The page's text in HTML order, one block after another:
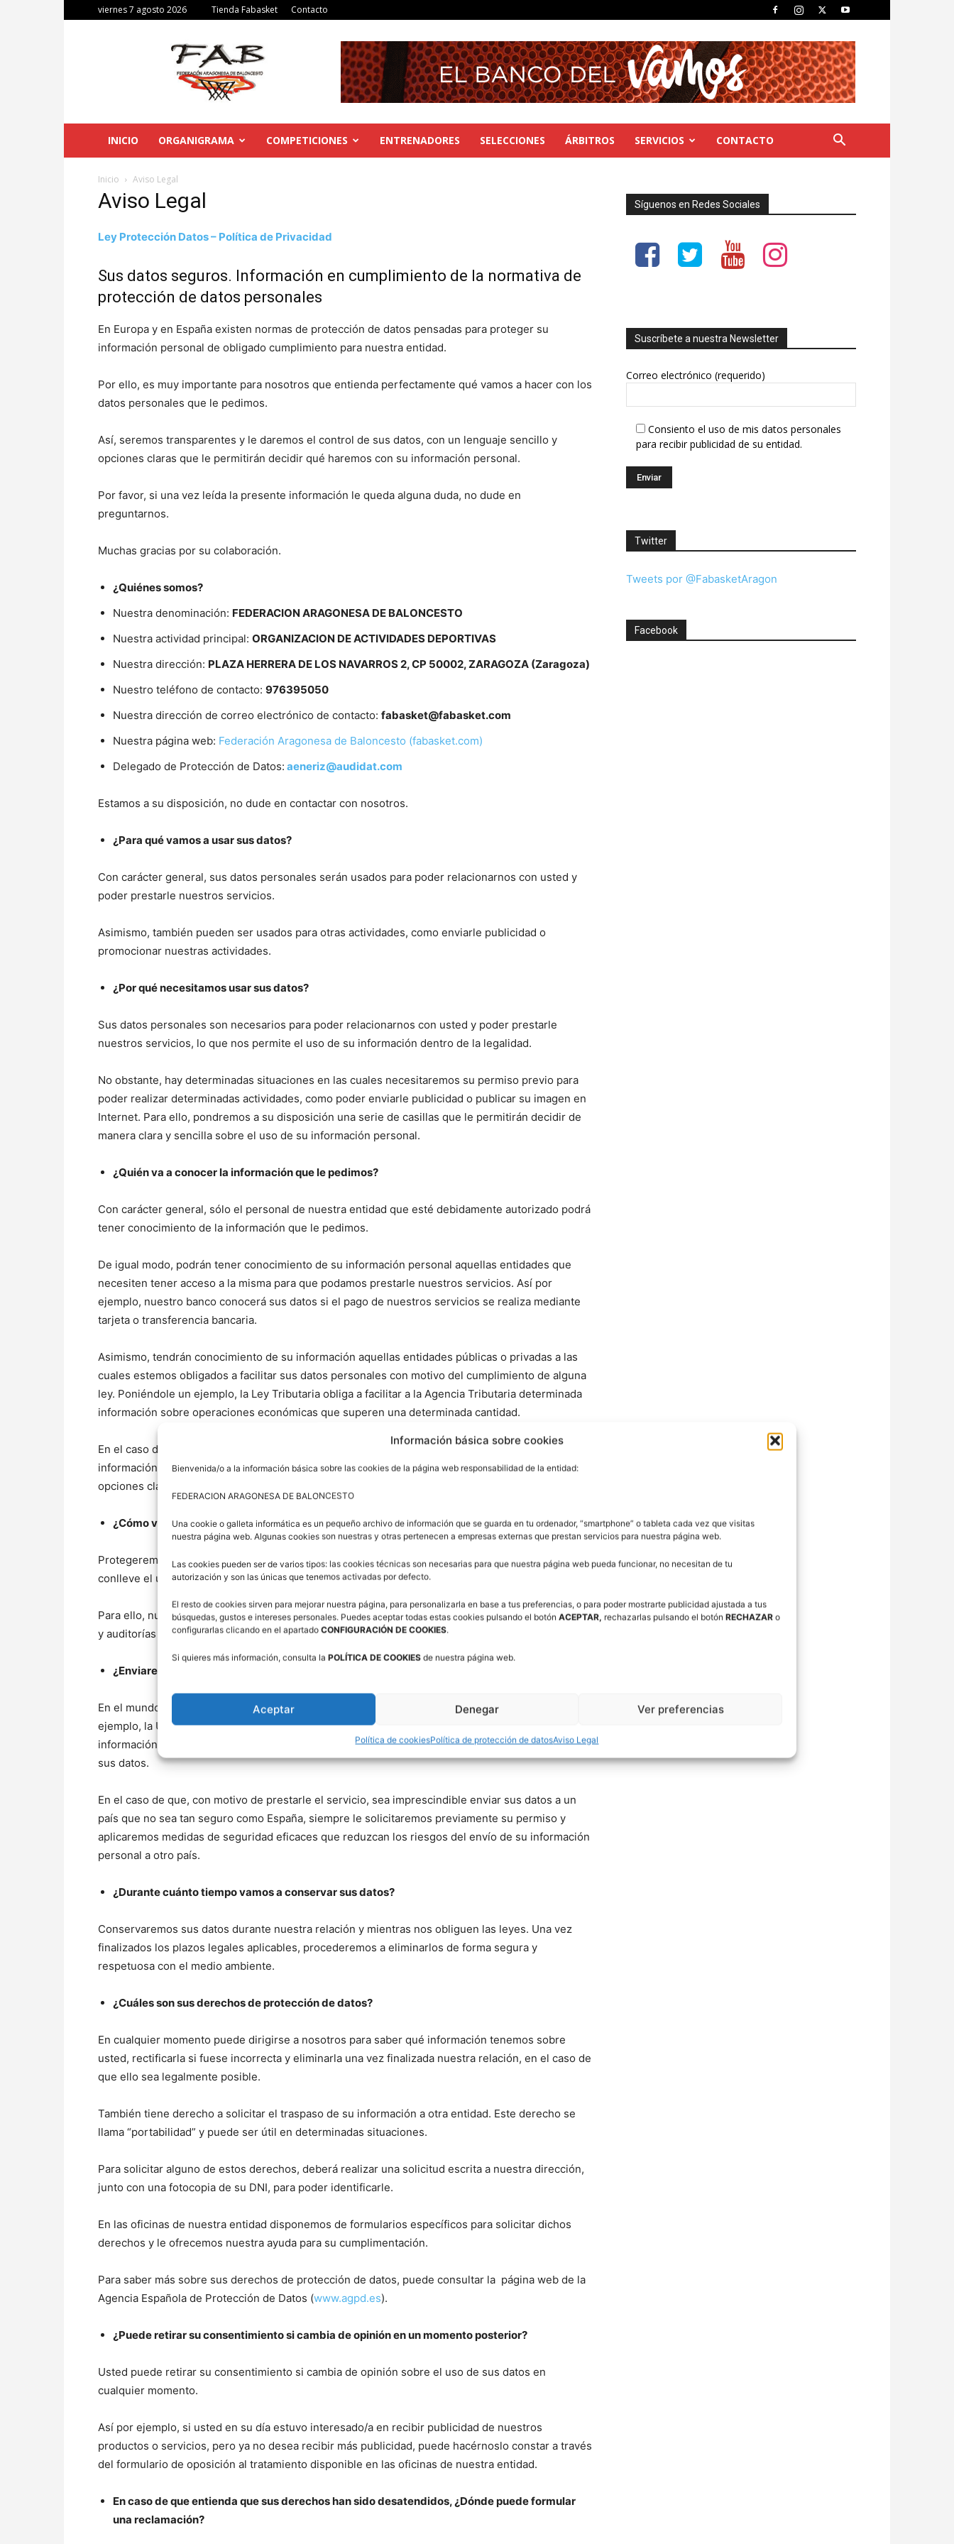
Información básica sobre cookies
Bienvenida/o a la información básica sobre las cookies de la página web responsabilidad de la entidad:
FEDERACION ARAGONESA DE BALONCESTO
Una cookie o galleta informática es un pequeño archivo de información que se guarda en tu ordenador, “smartphone” o tableta cada vez que visitas
nuestra página web. Algunas cookies son nuestras y otras pertenecen a empresas externas que prestan servicios para nuestra página web.
Las cookies pueden ser de varios tipos: las cookies técnicas son necesarias para que nuestra página web pueda funcionar, no necesitan de tu
autorización y son las únicas que tenemos activadas por defecto.
El resto de cookies sirven para mejorar nuestra página, para personalizarla en base a tus preferencias, o para poder mostrarte publicidad ajustada a tus
búsquedas, gustos e intereses personales. Puedes aceptar todas estas cookies pulsando el botón ACEPTAR, rechazarlas pulsando el botón RECHAZAR o
configurarlas clicando en el apartado CONFIGURACIÓN DE COOKIES.
Si quieres más información, consulta la POLÍTICA DE COOKIES de nuestra página web.
Aceptar Denegar Ver preferencias
Política de cookiesPolítica de protección de datosAviso Legal
viernes 7 agosto 2026 Tienda Fabasket Contacto
Federación
Aragonesa
INICIO ORGANIGRAMA COMPETICIONES ENTRENADORES SELECCIONES ÁRBITROS SERVICIOS CONTACTO
Inicio Aviso Legal
Aviso Legal
Ley Protección Datos – Política de Privacidad
Sus datos seguros. Información en cumplimiento de la normativa de
protección de datos personales
En Europa y en España existen normas de protección de datos pensadas para proteger su
información personal de obligado cumplimiento para nuestra entidad.
Por ello, es muy importante para nosotros que entienda perfectamente qué vamos a hacer con los
datos personales que le pedimos.
Así, seremos transparentes y le daremos el control de sus datos, con un lenguaje sencillo y
opciones claras que le permitirán decidir qué haremos con su información personal.
Por favor, si una vez leída la presente información le queda alguna duda, no dude en
preguntarnos.
Muchas gracias por su colaboración.
¿Quiénes somos?
Nuestra denominación: FEDERACION ARAGONESA DE BALONCESTO
Nuestra actividad principal: ORGANIZACION DE ACTIVIDADES DEPORTIVAS
Nuestra dirección: PLAZA HERRERA DE LOS NAVARROS 2, CP 50002, ZARAGOZA (Zaragoza)
Nuestro teléfono de contacto: 976395050
Nuestra dirección de correo electrónico de contacto: fabasket@fabasket.com
Nuestra página web: Federación Aragonesa de Baloncesto (fabasket.com)
Delegado de Protección de Datos: aeneriz@audidat.com
Estamos a su disposición, no dude en contactar con nosotros.
¿Para qué vamos a usar sus datos?
Con carácter general, sus datos personales serán usados para poder relacionarnos con usted y
poder prestarle nuestros servicios.
Asimismo, también pueden ser usados para otras actividades, como enviarle publicidad o
promocionar nuestras actividades.
¿Por qué necesitamos usar sus datos?
Sus datos personales son necesarios para poder relacionarnos con usted y poder prestarle
nuestros servicios, lo que nos permite el uso de su información dentro de la legalidad.
No obstante, hay determinadas situaciones en las cuales necesitaremos su permiso previo para
poder realizar determinadas actividades, como poder enviarle publicidad o publicar su imagen en
Internet. Para ello, pondremos a su disposición una serie de casillas que le permitirán decidir de
manera clara y sencilla sobre el uso de su información personal.
¿Quién va a conocer la información que le pedimos?
Con carácter general, sólo el personal de nuestra entidad que esté debidamente autorizado podrá
tener conocimiento de la información que le pedimos.
De igual modo, podrán tener conocimiento de su información personal aquellas entidades que
necesiten tener acceso a la misma para que podamos prestarle nuestros servicios. Así por
ejemplo, nuestro banco conocerá sus datos si el pago de nuestros servicios se realiza mediante
tarjeta o transferencia bancaria.
Asimismo, tendrán conocimiento de su información aquellas entidades públicas o privadas a las
cuales estemos obligados a facilitar sus datos personales con motivo del cumplimiento de alguna
ley. Poniéndole un ejemplo, la Ley Tributaria obliga a facilitar a la Agencia Tributaria determinada
información sobre operaciones económicas que superen una determinada cantidad.
En el caso de que, al margen de los supuestos comentados, necesitemos dar a conocer su
información personal a otras entidades, le solicitaremos previamente su permiso a través de
opciones claras que le permitirán decidir a este respecto.
¿Cómo vamos a proteger sus datos?
Protegeremos sus datos con medidas de seguridad eficaces en función de los riesgos que
conlleve el uso de su información.
Para ello, nuestra entidad ha aprobado una Política de Protección de Datos y se realizan controles
y auditorías anuales para verificar que sus datos personales están seguros en todo momento.
¿Enviaremos sus datos a otros países?
En el mundo hay países que son seguros para sus datos y otros que no lo son tanto. Así por
ejemplo, la Unión Europea es un entorno seguro para sus datos. Nuestra política es no enviar su
información personal a ningún país que no sea seguro desde el punto de vista de la protección de
sus datos.
En el caso de que, con motivo de prestarle el servicio, sea imprescindible enviar sus datos a un
país que no sea tan seguro como España, siempre le solicitaremos previamente su permiso y
aplicaremos medidas de seguridad eficaces que reduzcan los riesgos del envío de su información
personal a otro país.
¿Durante cuánto tiempo vamos a conservar sus datos?
Conservaremos sus datos durante nuestra relación y mientras nos obliguen las leyes. Una vez
finalizados los plazos legales aplicables, procederemos a eliminarlos de forma segura y
respetuosa con el medio ambiente.
¿Cuáles son sus derechos de protección de datos?
En cualquier momento puede dirigirse a nosotros para saber qué información tenemos sobre
usted, rectificarla si fuese incorrecta y eliminarla una vez finalizada nuestra relación, en el caso de
que ello sea legalmente posible.
También tiene derecho a solicitar el traspaso de su información a otra entidad. Este derecho se
llama “portabilidad” y puede ser útil en determinadas situaciones.
Para solicitar alguno de estos derechos, deberá realizar una solicitud escrita a nuestra dirección,
junto con una fotocopia de su DNI, para poder identificarle.
En las oficinas de nuestra entidad disponemos de formularios específicos para solicitar dichos
derechos y le ofrecemos nuestra ayuda para su cumplimentación.
Para saber más sobre sus derechos de protección de datos, puede consultar la página web de la
Agencia Española de Protección de Datos (www.agpd.es).
¿Puede retirar su consentimiento si cambia de opinión en un momento posterior?
Usted puede retirar su consentimiento si cambia de opinión sobre el uso de sus datos en
cualquier momento.
Así por ejemplo, si usted en su día estuvo interesado/a en recibir publicidad de nuestros
productos o servicios, pero ya no desea recibir más publicidad, puede hacérnoslo constar a través
del formulario de oposición al tratamiento disponible en las oficinas de nuestra entidad.
En caso de que entienda que sus derechos han sido desatendidos, ¿Dónde puede formular
una reclamación?
Síguenos en Redes Sociales
Suscríbete a nuestra Newsletter
Correo electrónico (requerido)
Consiento el uso de mis datos personales
para recibir publicidad de su entidad.
Twitter
Tweets por @FabasketAragon
Facebook